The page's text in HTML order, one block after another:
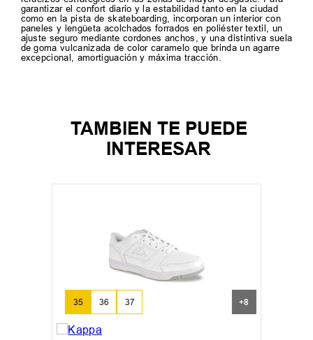
garantizar el confort diario y la estabilidad tanto en la ciudad
como en la pista de skateboarding, incorporan un interior con
paneles y lengüeta acolchados forrados en poliéster textil, un
ajuste seguro mediante cordones anchos, y una distintiva suela
de goma vulcanizada de color caramelo que brinda un agarre
excepcional, amortiguación y máxima tracción.
TAMBIEN TE PUEDE
INTERESAR
35 36 37 +8